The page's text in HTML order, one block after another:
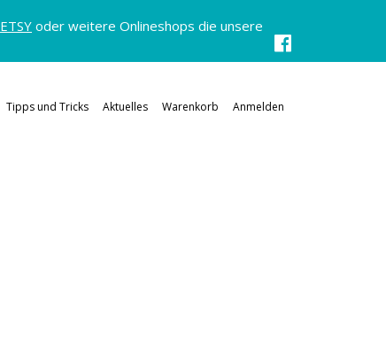
ETSY oder weitere Onlineshops die unsere
Tipps und Tricks Aktuelles Warenkorb Anmelden